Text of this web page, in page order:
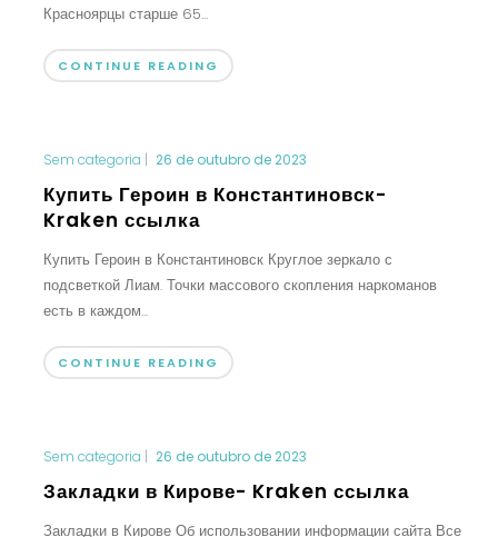
Красноярцы старше 65...
CONTINUE READING
Sem categoria | 26 de outubro de 2023
Купить Героин в Константиновск-
Kraken ссылка
Купить Героин в Константиновск Круглое зеркало с
подсветкой Лиам. Точки массового скопления наркоманов
есть в каждом...
CONTINUE READING
Sem categoria | 26 de outubro de 2023
Закладки в Кирове- Kraken ссылка
Закладки в Кирове Об использовании информации сайта Все